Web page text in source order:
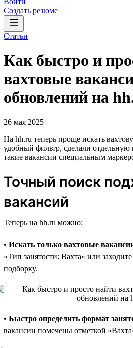
Войти
Создать резюме
Статьи
Как быстро и
вахтовые
обновлений на
26 мая 2025
На hh.ru теперь проще искать
удобный фильтр, сделали
такие вакансии специальным
Точный поиск
вакансий
Теперь на hh.ru можно:
• Искать только вахтовые
«Тип занятости: Вахта» или
подборку.
• Быстро определить формат
вакансии помечены отметкой